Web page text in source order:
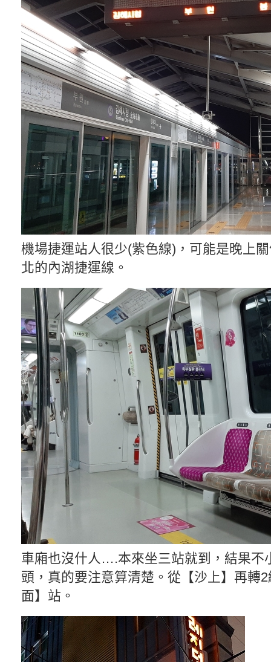
機場捷運站人很少(紫色線)，可能是晚上
北的內湖捷運線。
車廂也沒什人….本來坐三站就到，結果不
頭，真的要注意算清楚。從【沙上】再轉
面】站。